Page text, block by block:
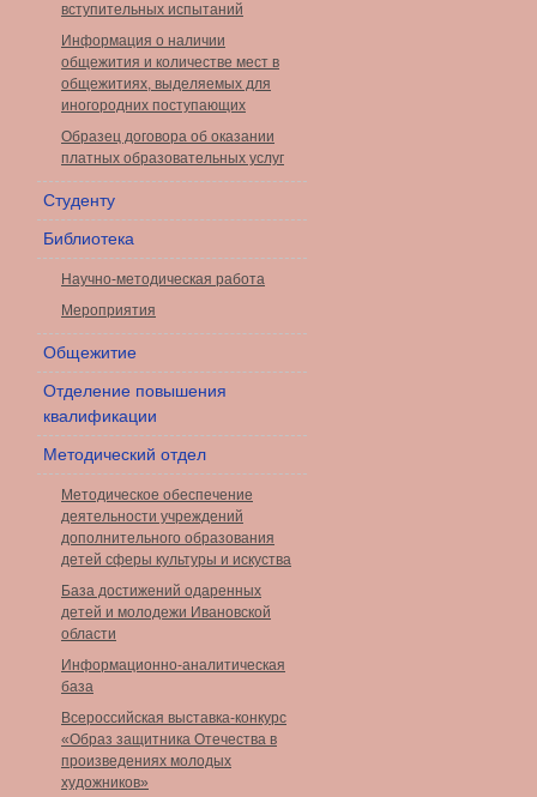
вступительных испытаний
Информация о наличии
общежития и количестве мест в
общежитиях, выделяемых для
иногородних поступающих
Образец договора об оказании
платных образовательных услуг
Студенту
Библиотека
Научно-методическая работа
Мероприятия
Общежитие
Отделение повышения
квалификации
Методический отдел
Методическое обеспечение
деятельности учреждений
дополнительного образования
детей сферы культуры и искуства
База достижений одаренных
детей и молодежи Ивановской
области
Информационно-аналитическая
база
Всероссийская выставка-конкурс
«Образ защитника Отечества в
произведениях молодых
художников»